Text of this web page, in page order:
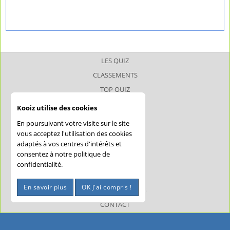
LES QUIZ
CLASSEMENTS
TOP QUIZ
JOKERQUIZ
AIDE
CONFIDENTIALITÉ
MENTIONS LÉGALES
CONTACT
Kooiz utilise des cookies
En poursuivant votre visite sur le site
vous acceptez l'utilisation des cookies
adaptés à vos centres d'intérêts et
consentez à notre politique de
confidentialité.
En savoir plus OK J'ai compris !